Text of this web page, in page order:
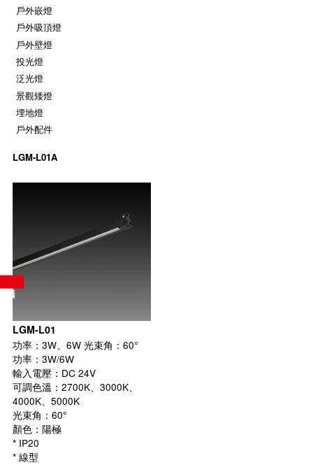
戶外嵌燈
戶外吸頂燈
戶外壁燈
投光燈
泛光燈
景觀矮燈
埋地燈
戶外配件
LGM-L01A
LGM-L01
功率：3W、6W 光束角：60°
功率：3W/6W
輸入電壓：DC 24V
可調色溫：2700K、3000K、
4000K、5000K
光束角：60°
顏色：陽極
* IP20
* 線型